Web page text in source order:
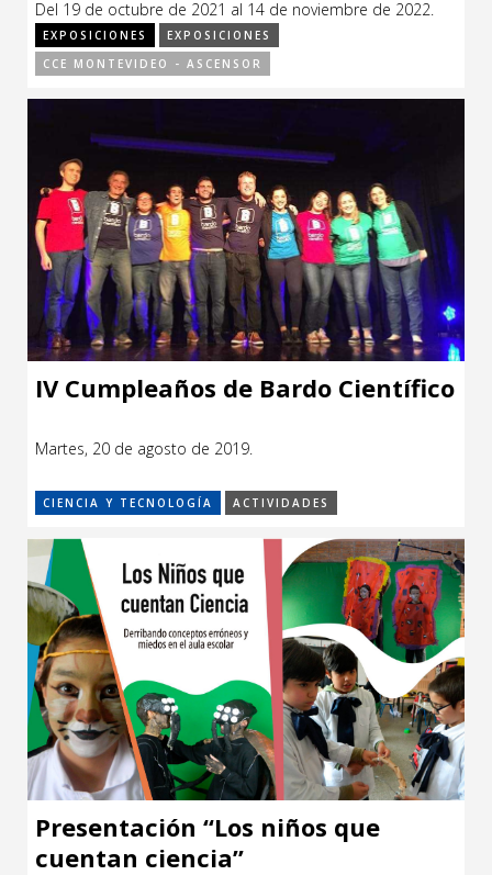
CCE en el interior/libros
Espacio itinerante de lectura infantil
Exposiciones
Formación
Género y Diversidad
Infantil y Juvenil
Letras
Medio Ambiente
Música
Sin categoría
Del 19 de octubre de 2021 al 14 de noviembre de 2022.
EXPOSICIONES
EXPOSICIONES
CCE MONTEVIDEO - ASCENSOR
IV Cumpleaños de Bardo Científico
Martes, 20 de agosto de 2019.
CIENCIA Y TECNOLOGÍA ACTIVIDADES
Presentación “Los niños que
cuentan ciencia”